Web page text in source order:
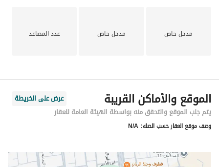
مدخل خاص مدخل خاص عدد المصاعد
الموقع والأماكن القريبة
عرض على الخريطة
يتم جلب الموقع والتحقق منه بواسطة الهيئة العامة للعقار
وصف موقع العقار حسب الصك: N/A